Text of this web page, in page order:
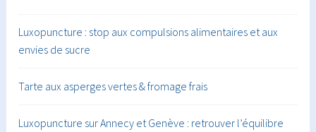
Luxopuncture : stop aux compulsions alimentaires et aux
envies de sucre
Tarte aux asperges vertes & fromage frais
Luxopuncture sur Annecy et Genève : retrouver l’équilibre